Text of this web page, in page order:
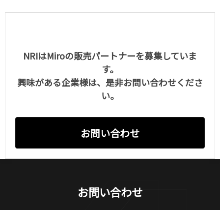
NRIはMiroの販売パートナーを募集していま
す。
興味がある企業様は、是非お問い合わせくださ
い。
お問い合わせ
お問い合わせ